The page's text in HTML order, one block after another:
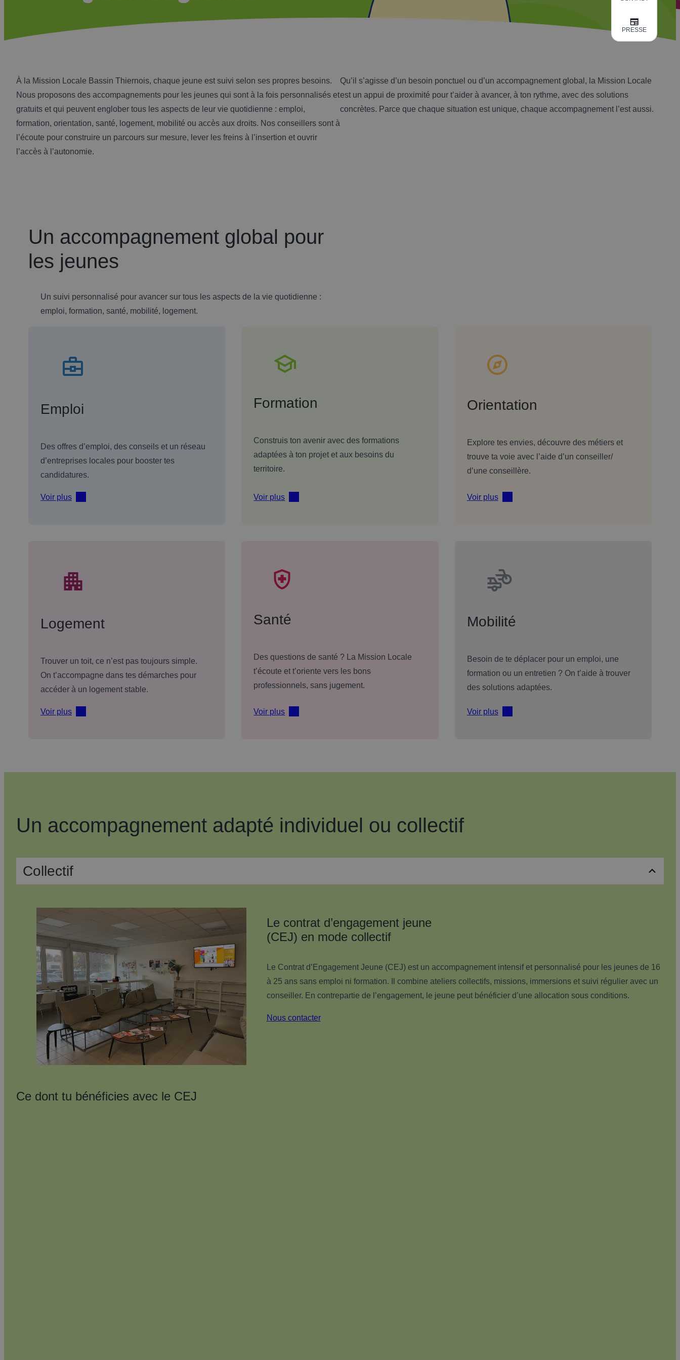
À la Mission Locale Bassin Thiernois, chaque jeune est suivi selon ses propres besoins.
Nous proposons des accompagnements pour les jeunes qui sont à la fois personnalisés et
gratuits et qui peuvent englober tous les aspects de leur vie quotidienne : emploi,
formation, orientation, santé, logement, mobilité ou accès aux droits. Nos conseillers sont à
l’écoute pour construire un parcours sur mesure, lever les freins à l’insertion et ouvrir
l’accès à l’autonomie.
Qu’il s’agisse d’un besoin ponctuel ou d’un accompagnement global, la Mission Locale
est un appui de proximité pour t’aider à avancer, à ton rythme, avec des solutions
concrètes. Parce que chaque situation est unique, chaque accompagnement l’est aussi.
Un accompagnement global pour
les jeunes
Un suivi personnalisé pour avancer sur tous les aspects de la vie quotidienne :
emploi, formation, santé, mobilité, logement.
Emploi
Des offres d’emploi, des conseils et un réseau
d’entreprises locales pour booster tes
candidatures.
Voir plus
Formation
Construis ton avenir avec des formations
adaptées à ton projet et aux besoins du
territoire.
Voir plus
Orientation
Explore tes envies, découvre des métiers et
trouve ta voie avec l’aide d’un conseiller/
d’une conseillère.
Voir plus
Logement
Trouver un toit, ce n’est pas toujours simple.
On t’accompagne dans tes démarches pour
accéder à un logement stable.
Voir plus
Santé
Des questions de santé ? La Mission Locale
t’écoute et t’oriente vers les bons
professionnels, sans jugement.
Voir plus
Mobilité
Besoin de te déplacer pour un emploi, une
formation ou un entretien ? On t’aide à trouver
des solutions adaptées.
Voir plus
Un accompagnement adapté individuel ou collectif
Collectif
Le contrat d’engagement jeune
(CEJ) en mode collectif
Le Contrat d’Engagement Jeune (CEJ) est un accompagnement intensif et personnalisé pour les jeunes de 16
à 25 ans sans emploi ni formation. Il combine ateliers collectifs, missions, immersions et suivi régulier avec un
conseiller. En contrepartie de l’engagement, le jeune peut bénéficier d’une allocation sous conditions.
Nous contacter
Ce dont tu bénéficies avec le CEJ
accompagnement
Un
engagement
PRESSE